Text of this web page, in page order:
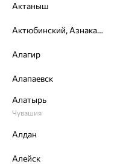
от 116 124
Актаныш
Актюбинский, Азнакаевский район
Алагир
Алапаевск
Алатырь
Чувашия
Алдан
Алейск